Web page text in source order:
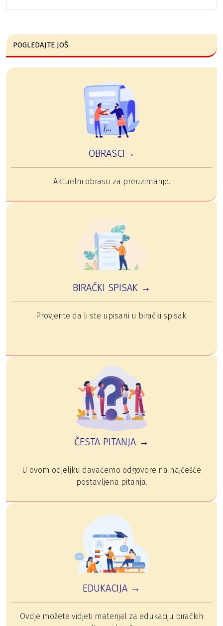
POGLEDAJTE JOŠ
OBRASCI→
Aktuelni obrasci za preuzimanje.
BIRAČKI SPISAK →
Provjerite da li ste upisani u birački spisak.
ČESTA PITANJA →
U ovom odjeljku davaćemo odgovore na najčešće
postavljena pitanja.
EDUKACIJA →
Ovdje možete vidjeti materijal za edukaciju biračkih